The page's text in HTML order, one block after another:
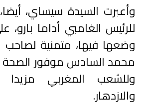
وأعبرت السيدة سيساي،
للرئيس الغامبي أداما بارو،
وضعها فيها، متمنية لصاحب
محمد السادس موفور الصحة
وللشعب المغربي
والازدهار.